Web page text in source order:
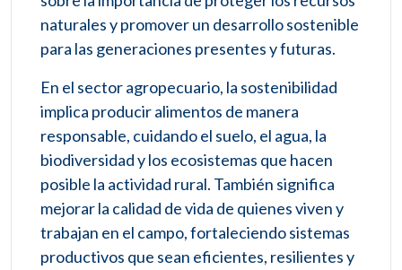
naturales y promover un desarrollo sostenible
para las generaciones presentes y futuras.
En el sector agropecuario, la sostenibilidad
implica producir alimentos de manera
responsable, cuidando el suelo, el agua, la
biodiversidad y los ecosistemas que hacen
posible la actividad rural. También significa
mejorar la calidad de vida de quienes viven y
trabajan en el campo, fortaleciendo sistemas
productivos que sean eficientes, resilientes y